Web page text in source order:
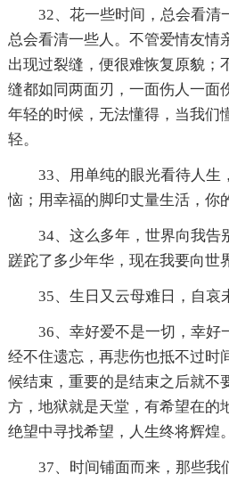
32、花一些时间，总会看清
总会看清一些人。不管爱情友情
出现过裂缝，便很难恢复原貌；
缝都如同两面刃，一面伤人一面
年轻的时候，无法懂得，当我们
轻。
33、用单纯的眼光看待人生
恼；用幸福的脚印丈量生活，你
34、这么多年，世界向我告
蹉跎了多少年华，现在我要向世
35、生日又云母难日，自哀
36、幸好爱不是一切，幸好
经不住遗忘，再悲伤也抵不过时
候结束，重要的是结束之后就不
方，地狱就是天堂，有希望在的
绝望中寻找希望，人生终将辉煌。
37、时间铺面而来，那些我